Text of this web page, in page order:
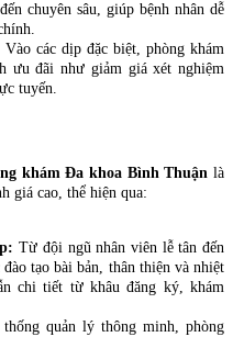
chuyên sâu, giúp bệnh nhân dễ
Vào các dịp đặc biệt, phòng khám
ưu đãi như giảm giá xét nghiệm
tuyến.
khám Đa khoa Bình Thuận là
giá cao, thể hiện qua:
Từ đội ngũ nhân viên lễ tân đến
tạo bài bản, thân thiện và nhiệt
chi tiết từ khâu đăng ký, khám
quản lý thông minh, phòng